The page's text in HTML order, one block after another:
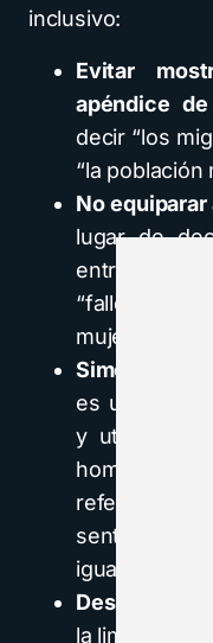
inclusivo:
Evitar
apéndice
decir “los
“la población
No
lugar de
entre ellas 3
“fallecieron
mujeres y 2
Simetría en
es una
y utilizar la
hombre
referencia
sentimental
igualmente
Desmontar
la limpieza”,